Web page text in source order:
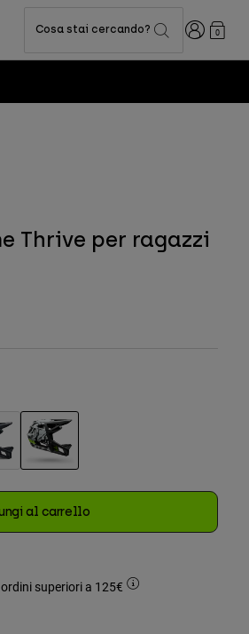
Cosa stai cercando? Accedi0
Thrive per ragazzi
al carrello
superiori a 125€